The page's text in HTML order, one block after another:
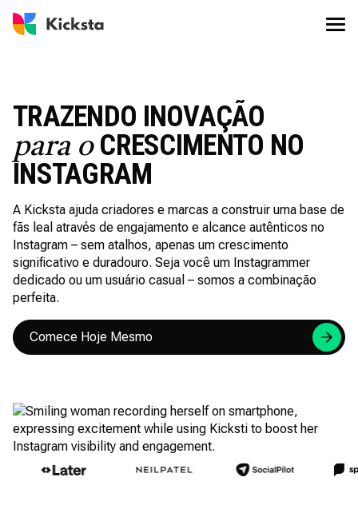
TRAZENDO INOVAÇÃO
para oCRESCIMENTO NO
INSTAGRAM
A Kicksta ajuda criadores e marcas a construir uma base de
fãs leal através de engajamento e alcance autênticos no
Instagram – sem atalhos, apenas um crescimento
significativo e duradouro. Seja você um Instagrammer
dedicado ou um usuário casual – somos a combinação
perfeita.
Comece Hoje Mesmo